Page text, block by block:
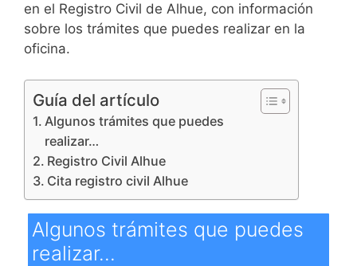
en el Registro Civil de Alhue, con información
sobre los trámites que puedes realizar en la
oficina.
Guía del artículo
Algunos trámites que puedes
realizar…
Registro Civil Alhue
Cita registro civil Alhue
Algunos trámites que puedes
realizar…